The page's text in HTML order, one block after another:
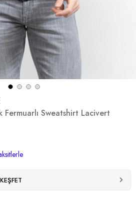
Fermuarlı Sweatshirt Lacivert